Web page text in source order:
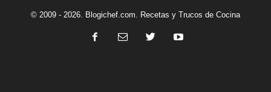
© 2009 - 2026. Blogichef.com. Recetas y Trucos de Cocina